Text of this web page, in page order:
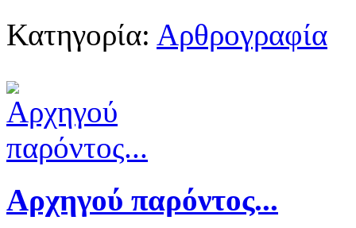
Κατηγορία: Αρθρογραφία
Αρχηγού παρόντος...